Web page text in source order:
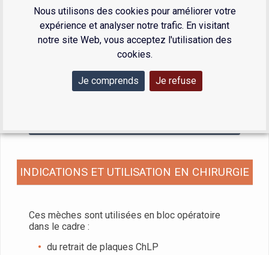
Nous utilisons des cookies pour améliorer votre
expérience et analyser notre trafic. En visitant
notre site Web, vous acceptez l'utilisation des
cookies.
Je comprends Je refuse
performance constante durant l'acte opératoire.
INDICATIONS ET UTILISATION EN CHIRURGIE
Ces mèches sont utilisées en bloc opératoire
dans le cadre :
du retrait de plaques ChLP